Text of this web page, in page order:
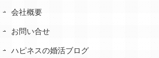
会社概要
お問い合せ
ハピネスの婚活ブログ